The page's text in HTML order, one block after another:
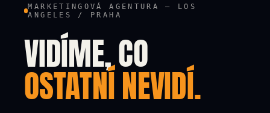
MARKETINGOVÁ AGENTURA — LOS
ANGELES / PRAHA
VIDÍME, CO
OSTATNÍ NEVIDÍ.